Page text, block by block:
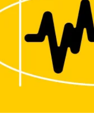
イベント・グッズ
YouTube
会社情報